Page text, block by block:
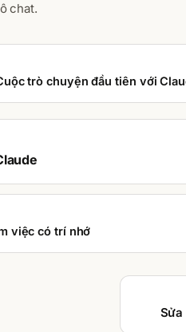
chat.
trò chuyện đầu tiên với
việc có trí nhớ